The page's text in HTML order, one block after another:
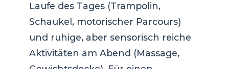
Laufe des Tages (Trampolin,
Schaukel, motorischer Parcours)
und ruhige, aber sensorisch reiche
Aktivitäten am Abend (Massage,